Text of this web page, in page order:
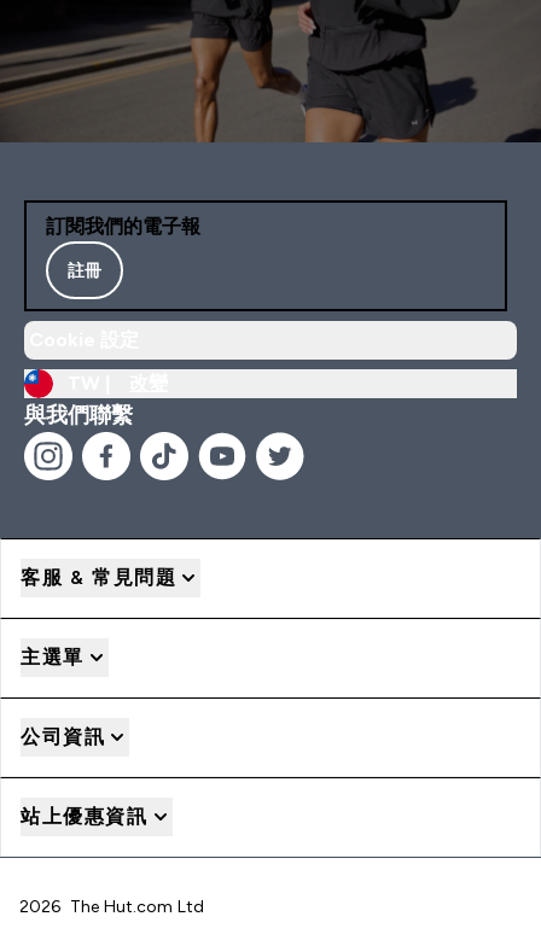
訂閱我們的電子報
註冊
與我們聯繫
客服 & 常見問題
主選單
公司資訊
站上優惠資訊
2026 The Hut.com Ltd